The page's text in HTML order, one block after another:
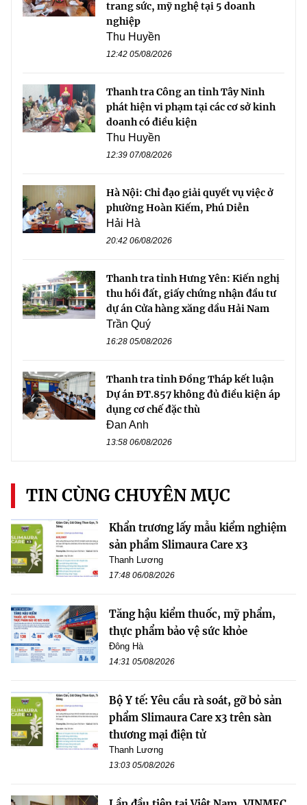
trang sức, mỹ nghệ tại 5 doanh
nghiệp
Thu Huyền
12:42 05/08/2026
Thanh tra Công an tỉnh Tây Ninh
phát hiện vi phạm tại các cơ sở kinh
doanh có điều kiện
Thu Huyền
12:39 07/08/2026
Hà Nội: Chỉ đạo giải quyết vụ việc ở
phường Hoàn Kiếm, Phú Diễn
Hải Hà
20:42 06/08/2026
Thanh tra tỉnh Hưng Yên: Kiến nghị
thu hồi đất, giấy chứng nhận đầu tư
dự án Cửa hàng xăng dầu Hải Nam
Trần Quý
16:28 05/08/2026
Thanh tra tỉnh Đồng Tháp kết luận
Dự án ĐT.857 không đủ điều kiện áp
dụng cơ chế đặc thù
Đan Anh
13:58 06/08/2026
TIN CÙNG CHUYÊN MỤC
Khẩn trương lấy mẫu kiểm nghiệm
sản phẩm Slimaura Care x3
Thanh Lương
17:48 06/08/2026
Tăng hậu kiểm thuốc, mỹ phẩm,
thực phẩm bảo vệ sức khỏe
Đông Hà
14:31 05/08/2026
Bộ Y tế: Yêu cầu rà soát, gỡ bỏ sản
phẩm Slimaura Care x3 trên sàn
thương mại điện tử
Thanh Lương
13:03 05/08/2026